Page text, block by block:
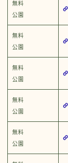
無料
公園
無料
公園
無料
公園
無料
公園
無料
公園